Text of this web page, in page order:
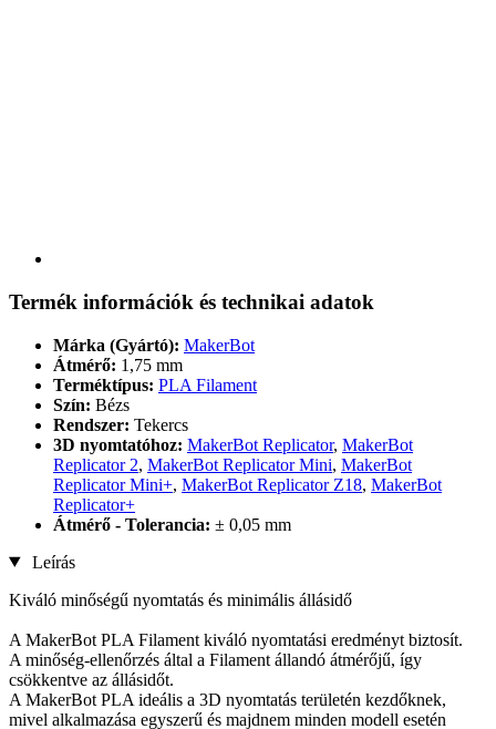
Termék információk és technikai adatok
Márka (Gyártó): MakerBot
Átmérő: 1,75 mm
Terméktípus: PLA Filament
Szín: Bézs
Rendszer: Tekercs
3D nyomtatóhoz: MakerBot Replicator, MakerBot
Replicator 2, MakerBot Replicator Mini, MakerBot
Replicator Mini+, MakerBot Replicator Z18, MakerBot
Replicator+
Átmérő - Tolerancia: ± 0,05 mm
Leírás
Kiváló minőségű nyomtatás és minimális állásidő
A MakerBot PLA Filament kiváló nyomtatási eredményt biztosít.
A minőség-ellenőrzés által a Filament állandó átmérőjű, így
csökkentve az állásidőt.
A MakerBot PLA ideális a 3D nyomtatás területén kezdőknek,
mivel alkalmazása egyszerű és majdnem minden modell esetén